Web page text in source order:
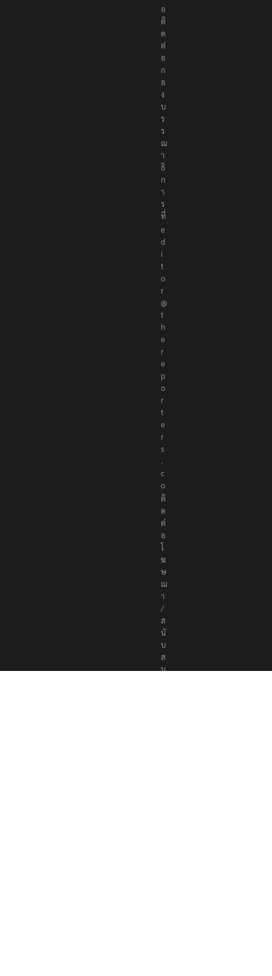
รื
อ
ติ
ด
ต่
อ
ก
อ
ง
บ
ร
ร
ณ
า
ธิ
ก
า
ร
ที่
e
d
i
t
o
r
@
t
h
e
r
e
p
o
r
t
e
r
s
.
c
o
ติ
ด
ต่
อ
โ
ฆ
ษ
ณ
า
/
ส
นั
บ
ส